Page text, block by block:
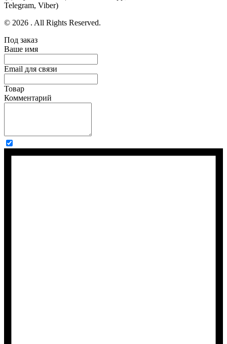
Telegram, Viber)
© 2026 . All Rights Reserved.
Под заказ
Ваше имя
Email для связи
Товар
Комментарий